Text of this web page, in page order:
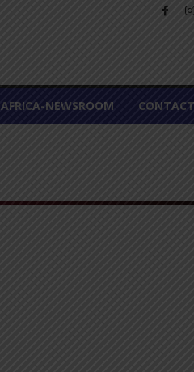
AFRICA-NEWSROOM CONTACT